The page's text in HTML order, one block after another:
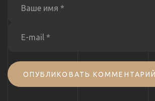
ОПУБЛИКОВАТЬ КОММЕНТАРИЙ